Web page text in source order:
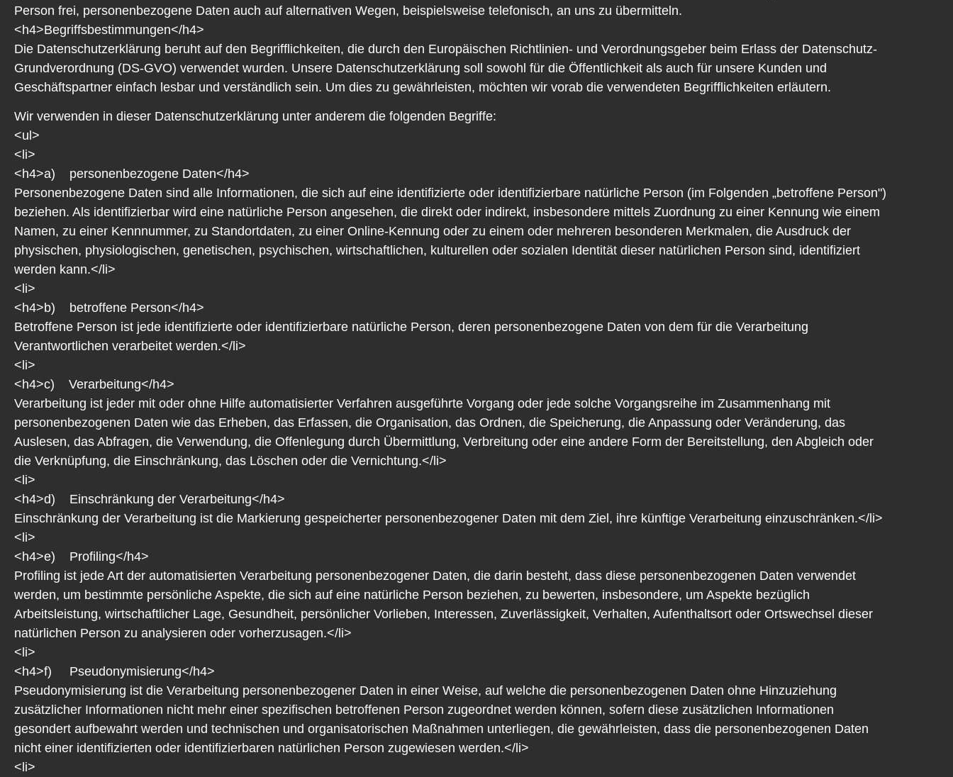
Person frei, personenbezogene Daten auch auf alternativen Wegen, beispielsweise telefonisch, an uns zu übermitteln.
<h4>Begriffsbestimmungen</h4>
Die Datenschutzerklärung beruht auf den Begrifflichkeiten, die durch den Europäischen Richtlinien- und Verordnungsgeber beim Erlass der Datenschutz-
Grundverordnung (DS-GVO) verwendet wurden. Unsere Datenschutzerklärung soll sowohl für die Öffentlichkeit als auch für unsere Kunden und
Geschäftspartner einfach lesbar und verständlich sein. Um dies zu gewährleisten, möchten wir vorab die verwendeten Begrifflichkeiten erläutern.
Wir verwenden in dieser Datenschutzerklärung unter anderem die folgenden Begriffe:
<ul>
<li>
<h4>a) personenbezogene Daten</h4>
Personenbezogene Daten sind alle Informationen, die sich auf eine identifizierte oder identifizierbare natürliche Person (im Folgenden „betroffene Person")
beziehen. Als identifizierbar wird eine natürliche Person angesehen, die direkt oder indirekt, insbesondere mittels Zuordnung zu einer Kennung wie einem
Namen, zu einer Kennnummer, zu Standortdaten, zu einer Online-Kennung oder zu einem oder mehreren besonderen Merkmalen, die Ausdruck der
physischen, physiologischen, genetischen, psychischen, wirtschaftlichen, kulturellen oder sozialen Identität dieser natürlichen Person sind, identifiziert
werden kann.</li>
<li>
<h4>b) betroffene Person</h4>
Betroffene Person ist jede identifizierte oder identifizierbare natürliche Person, deren personenbezogene Daten von dem für die Verarbeitung
Verantwortlichen verarbeitet werden.</li>
<li>
<h4>c) Verarbeitung</h4>
Verarbeitung ist jeder mit oder ohne Hilfe automatisierter Verfahren ausgeführte Vorgang oder jede solche Vorgangsreihe im Zusammenhang mit
personenbezogenen Daten wie das Erheben, das Erfassen, die Organisation, das Ordnen, die Speicherung, die Anpassung oder Veränderung, das
Auslesen, das Abfragen, die Verwendung, die Offenlegung durch Übermittlung, Verbreitung oder eine andere Form der Bereitstellung, den Abgleich oder
die Verknüpfung, die Einschränkung, das Löschen oder die Vernichtung.</li>
<li>
<h4>d) Einschränkung der Verarbeitung</h4>
Einschränkung der Verarbeitung ist die Markierung gespeicherter personenbezogener Daten mit dem Ziel, ihre künftige Verarbeitung einzuschränken.</li>
<li>
<h4>e) Profiling</h4>
Profiling ist jede Art der automatisierten Verarbeitung personenbezogener Daten, die darin besteht, dass diese personenbezogenen Daten verwendet
werden, um bestimmte persönliche Aspekte, die sich auf eine natürliche Person beziehen, zu bewerten, insbesondere, um Aspekte bezüglich
Arbeitsleistung, wirtschaftlicher Lage, Gesundheit, persönlicher Vorlieben, Interessen, Zuverlässigkeit, Verhalten, Aufenthaltsort oder Ortswechsel dieser
natürlichen Person zu analysieren oder vorherzusagen.</li>
<li>
<h4>f) Pseudonymisierung</h4>
Pseudonymisierung ist die Verarbeitung personenbezogener Daten in einer Weise, auf welche die personenbezogenen Daten ohne Hinzuziehung
zusätzlicher Informationen nicht mehr einer spezifischen betroffenen Person zugeordnet werden können, sofern diese zusätzlichen Informationen
gesondert aufbewahrt werden und technischen und organisatorischen Maßnahmen unterliegen, die gewährleisten, dass die personenbezogenen Daten
nicht einer identifizierten oder identifizierbaren natürlichen Person zugewiesen werden.</li>
<li>